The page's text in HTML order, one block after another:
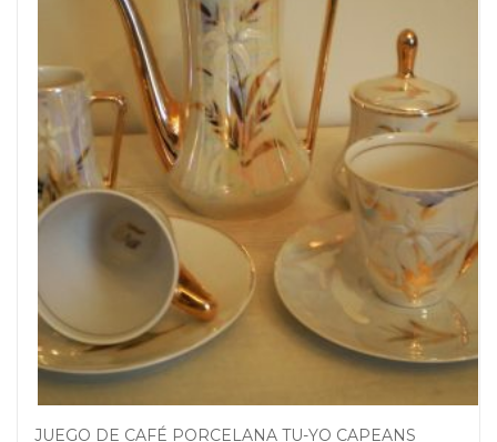
JUEGO DE CAFÉ PORCELANA TU-YO CAPEANS